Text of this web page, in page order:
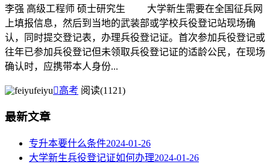
李强 高级工程师 硕士研究生 大学新生需要在全国征兵网
上填报信息，然后到当地的武装部或学校兵役登记站现场确
认，同时提交登记表，办理兵役登记证。首次参加兵役登记或
往年已参加兵役登记但未领取兵役登记证的适龄公民，在现场
确认时，应携带本人身份...
feiyu高考 阅读(1121)
最新文章
专升本要什么条件2024-01-26
大学新生兵役登记证如何办理2024-01-26